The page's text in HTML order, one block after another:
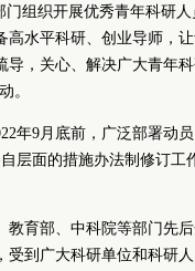
组织开展优秀青年科研
水平科研、创业导师，
，关心、解决广大青年
。
年9月底前，广泛部署动
层面的措施办法制修订工
育部、 中科院等部门先
到广大科研单位和科研人